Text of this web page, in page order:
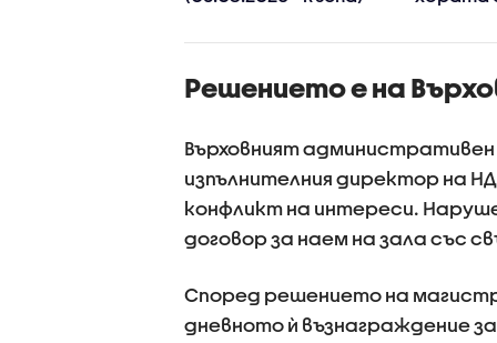
роботи
смята
Решението е на
Върховният
изпълнителния директор на
конфликт на интереси.
договор за наем на зала със
Според решението на
дневното ѝ възнаграждение за